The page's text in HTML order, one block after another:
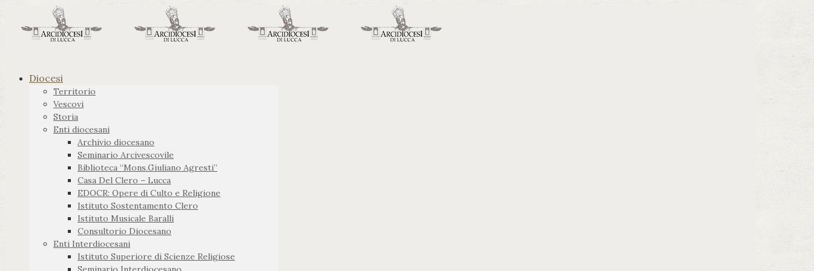
Diocesi
Territorio
Vescovi
Storia
Enti diocesani
Archivio diocesano
Seminario Arcivescovile
Biblioteca “Mons.Giuliano Agresti”
Casa Del Clero – Lucca
EDOCR: Opere di Culto e Religione
Istituto Sostentamento Clero
Istituto Musicale Baralli
Consultorio Diocesano
Enti Interdiocesani
Istituto Superiore di Scienze Religiose